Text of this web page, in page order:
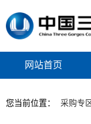
网站首页
您当前位置： 采购专